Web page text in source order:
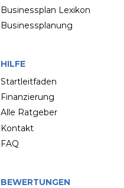
Businessplan Lexikon
Businessplanung
HILFE
Startleitfaden
Finanzierung
Alle Ratgeber
Kontakt
FAQ
BEWERTUNGEN